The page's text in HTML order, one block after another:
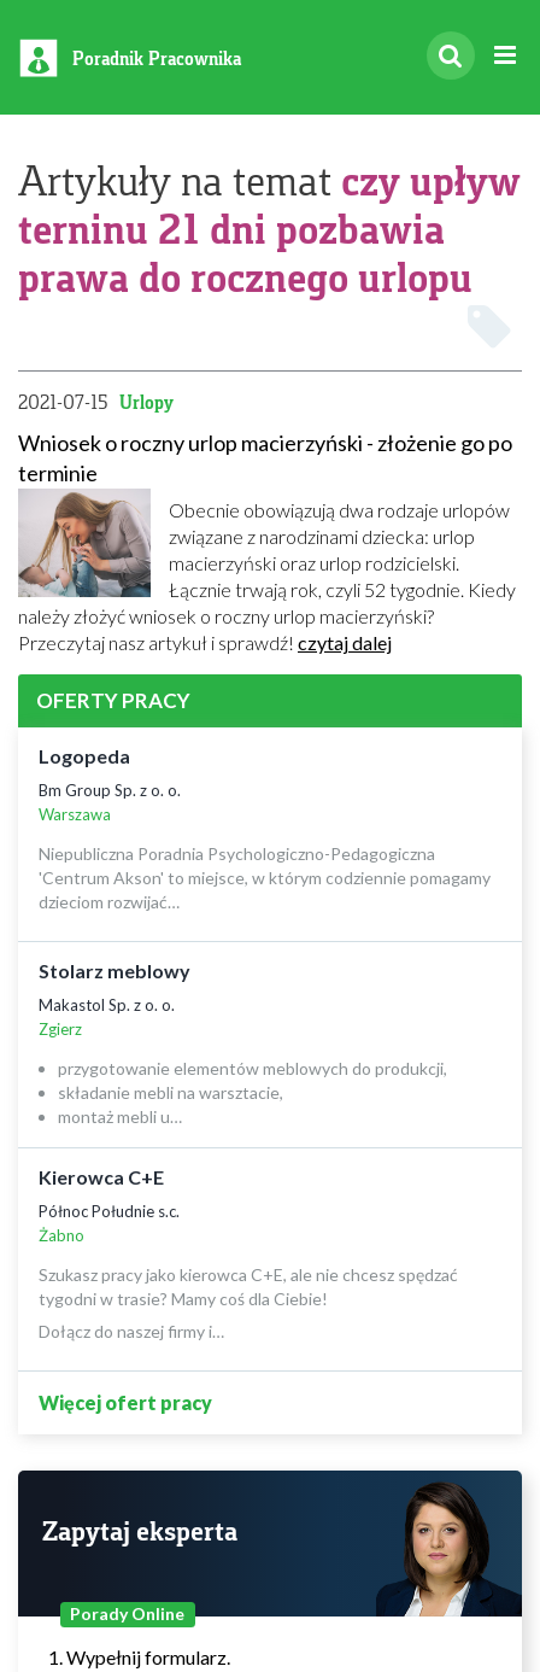
Poradnik Pracownika
Artykuły na temat czy upływ
terninu 21 dni pozbawia
prawa do rocznego urlopu
2021-07-15 Urlopy
Wniosek o roczny urlop macierzyński - złożenie go po
terminie
Obecnie obowiązują dwa rodzaje urlopów
związane z narodzinami dziecka: urlop
macierzyński oraz urlop rodzicielski.
Łącznie trwają rok, czyli 52 tygodnie. Kiedy
należy złożyć wniosek o roczny urlop macierzyński?
Przeczytaj nasz artykuł i sprawdź! czytaj dalej
OFERTY PRACY
Logopeda
Bm Group Sp. z o. o.
Warszawa
Niepubliczna Poradnia Psychologiczno-Pedagogiczna
'Centrum Akson' to miejsce, w którym codziennie pomagamy
dzieciom rozwijać…
Stolarz meblowy
Makastol Sp. z o. o.
Zgierz
przygotowanie elementów meblowych do produkcji,
składanie mebli na warsztacie,
montaż mebli u…
Kierowca C+E
Północ Południe s.c.
Żabno
Szukasz pracy jako kierowca C+E, ale nie chcesz spędzać
tygodni w trasie? Mamy coś dla Ciebie!
Dołącz do naszej firmy i…
Więcej ofert pracy
Zapytaj eksperta
Porady Online
Wypełnij formularz.